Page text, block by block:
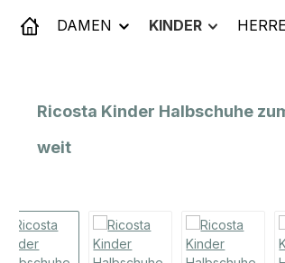
DAMEN KINDER
Ricosta Kinder Halbschuhe
weit
Bildergalerie überspringen